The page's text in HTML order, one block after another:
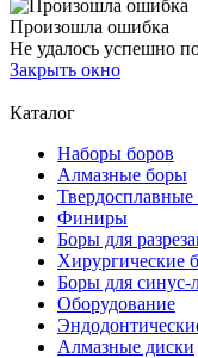
Произошла ошибка
Не удалось успешно
Закрыть окно
Каталог
Наборы боров
Алмазные боры
Финиры
Боры для
Хирургические
Боры для синус-
Оборудование
Алмазные диски